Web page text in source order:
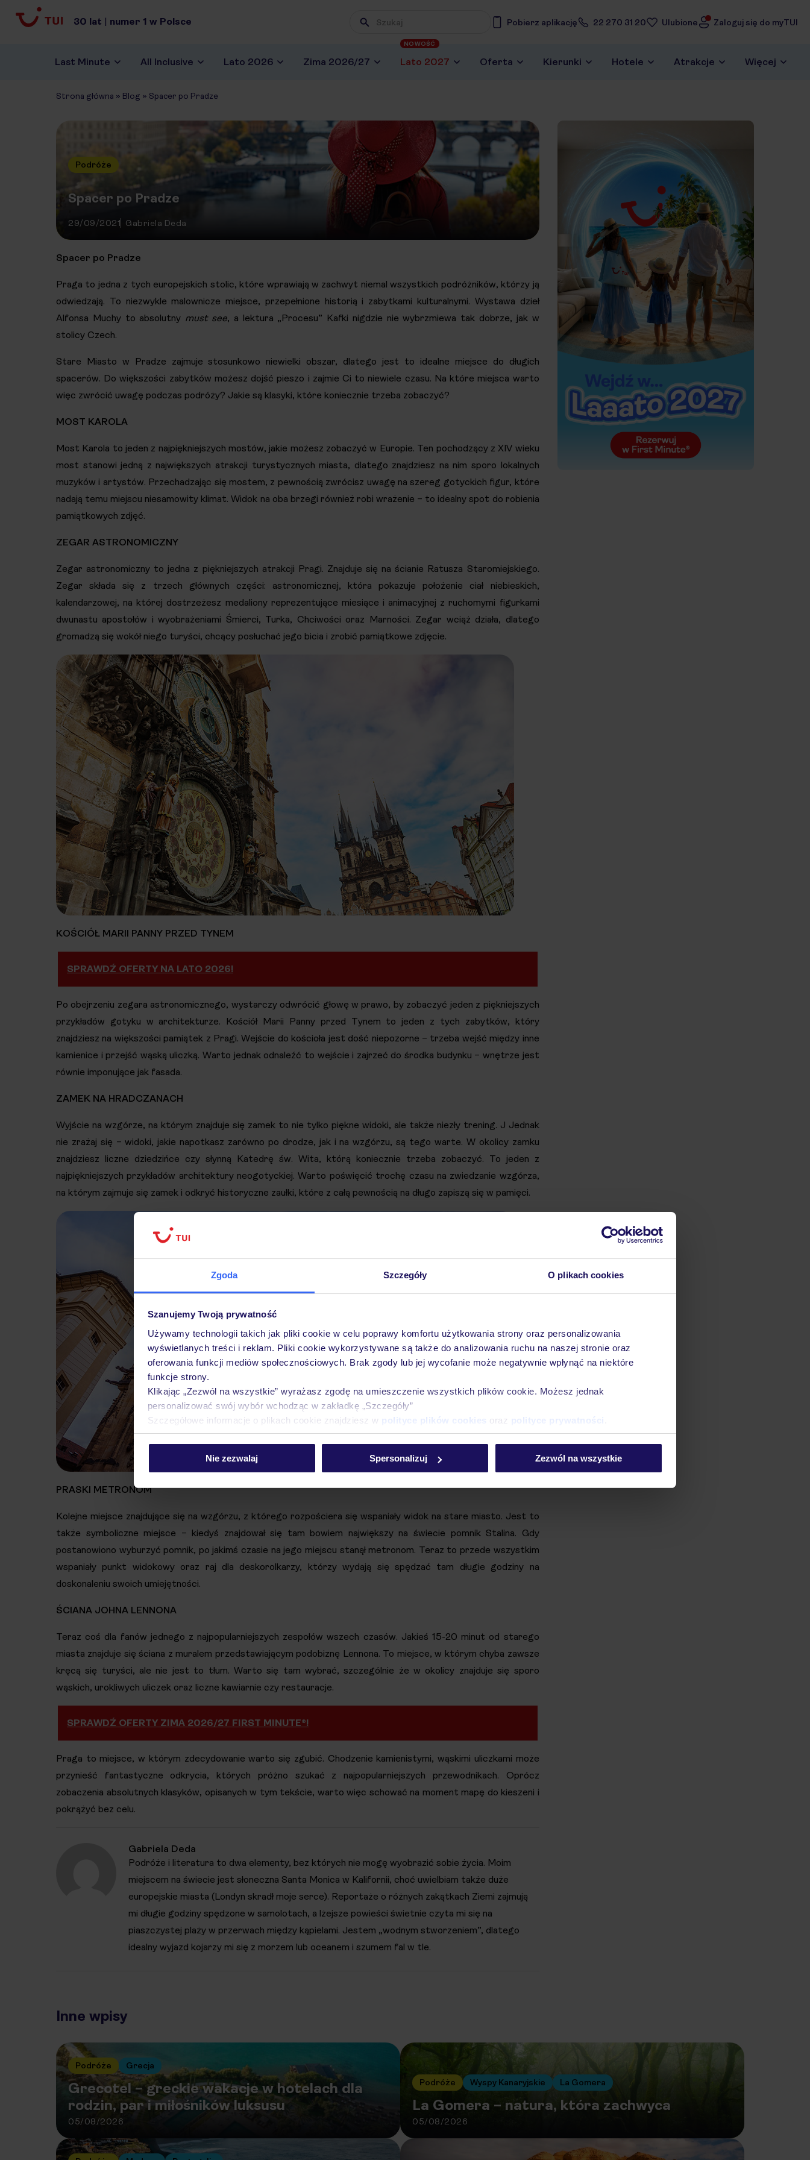
Zgoda Szczegóły O plikach cookies
Szanujemy Twoją prywatność
Używamy technologii takich jak pliki cookie w celu poprawy komfortu użytkowania strony oraz personalizowania
wyświetlanych treści i reklam. Pliki cookie wykorzystywane są także do analizowania ruchu na naszej stronie oraz
oferowania funkcji mediów społecznościowych. Brak zgody lub jej wycofanie może negatywnie wpłynąć na niektóre
funkcje strony.
Klikając „Zezwól na wszystkie” wyrażasz zgodę na umieszczenie wszystkich plików cookie. Możesz jednak
personalizować swój wybór wchodząc w zakładkę „Szczegóły”
Szczegółowe informacje o plikach cookie znajdziesz w polityce plików cookies oraz polityce prywatności
Nie zezwalaj Spersonalizuj Zezwól na wszystkie
30 lat | numer 1 w Polsce Pobierz aplikację 22 270 31 20 Ulubione Zaloguj się do myTUI
Last Minute All Inclusive Lato 2026 Zima 2026/27 Lato 2027
NOWOŚĆ
Oferta Kierunki Hotele Atrakcje Więcej
Strona główna » Blog » Spacer po Pradze
Podróże
Spacer po Pradze
29/09/2021 Gabriela Deda
Spacer po Pradze
Praga to jedna z tych europejskich stolic, które wprawiają w zachwyt niemal wszystkich podróżników, którzy ją
odwiedzają. To niezwykle malownicze miejsce, przepełnione historią i zabytkami kulturalnymi. Wystawa dzieł
Alfonsa Muchy to absolutny must see, a lektura „Procesu” Kafki nigdzie nie wybrzmiewa tak dobrze, jak w
stolicy Czech.
Stare Miasto w Pradze zajmuje stosunkowo niewielki obszar, dlatego jest to idealne miejsce do długich
spacerów. Do większości zabytków możesz dojść pieszo i zajmie Ci to niewiele czasu. Na które miejsca warto
więc zwrócić uwagę podczas podróży? Jakie są klasyki, które koniecznie trzeba zobaczyć?
MOST KAROLA
Most Karola to jeden z najpiękniejszych mostów, jakie możesz zobaczyć w Europie. Ten pochodzący z XIV wieku
most stanowi jedną z największych atrakcji turystycznych miasta, dlatego znajdziesz na nim sporo lokalnych
muzyków i artystów. Przechadzając się mostem, z pewnością zwrócisz uwagę na szereg gotyckich figur, które
nadają temu miejscu niesamowity klimat. Widok na oba brzegi również robi wrażenie – to idealny spot do robienia
pamiątkowych zdjęć.
ZEGAR ASTRONOMICZNY
Zegar astronomiczny to jedna z piękniejszych atrakcji Pragi. Znajduje się na ścianie Ratusza Staromiejskiego.
Zegar składa się z trzech głównych części: astronomicznej, która pokazuje położenie ciał niebieskich,
kalendarzowej, na której dostrzeżesz medaliony reprezentujące miesiące i animacyjnej z ruchomymi figurkami
dwunastu apostołów i wyobrażeniami Śmierci, Turka, Chciwości oraz Marności. Zegar wciąż działa, dlatego
gromadzą się wokół niego turyści, chcący posłuchać jego bicia i zrobić pamiątkowe zdjęcie.
KOŚCIÓŁ MARII PANNY PRZED TYNEM
SPRAWDŹ OFERTY NA LATO 2026!
Po obejrzeniu zegara astronomicznego, wystarczy odwrócić głowę w prawo, by zobaczyć jeden z piękniejszych
przykładów gotyku w architekturze. Kościół Marii Panny przed Tynem to jeden z tych zabytków, który
znajdziesz na większości pamiątek z Pragi. Wejście do kościoła jest dość niepozorne – trzeba wejść między inne
kamienice i przejść wąską uliczką. Warto jednak odnaleźć to wejście i zajrzeć do środka budynku – wnętrze jest
równie imponujące jak fasada.
ZAMEK NA HRADCZANACH
Wyjście na wzgórze, na którym znajduje się zamek to nie tylko piękne widoki, ale także niezły trening. J Jednak
nie zrażaj się – widoki, jakie napotkasz zarówno po drodze, jak i na wzgórzu, są tego warte. W okolicy zamku
znajdziesz liczne dziedzińce czy słynną Katedrę św. Wita, którą koniecznie trzeba zobaczyć. To jeden z
najpiękniejszych przykładów architektury neogotyckiej. Warto poświęcić trochę czasu na zwiedzanie wzgórza,
na którym zajmuje się zamek i odkryć historyczne zaułki, które z całą pewnością na długo zapiszą się w pamięci.
PRASKI METRONOM
Kolejne miejsce znajdujące się na wzgórzu, z którego rozpościera się wspaniały widok na stare miasto. Jest to
także symboliczne miejsce – kiedyś znajdował się tam bowiem największy na świecie pomnik Stalina. Gdy
postanowiono wyburzyć pomnik, po jakimś czasie na jego miejscu stanął metronom. Teraz to przede wszystkim
wspaniały punkt widokowy oraz raj dla deskorolkarzy, którzy wydają się spędzać tam długie godziny na
doskonaleniu swoich umiejętności.
ŚCIANA JOHNA LENNONA
Teraz coś dla fanów jednego z najpopularniejszych zespołów wszech czasów. Jakieś 15-20 minut od starego
miasta znajduje się ściana z muralem przedstawiającym podobiznę Lennona. To miejsce, w którym chyba zawsze
kręcą się turyści, ale nie jest to tłum. Warto się tam wybrać, szczególnie że w okolicy znajduje się sporo
wąskich, urokliwych uliczek oraz liczne kawiarnie czy restauracje.
SPRAWDŹ OFERTY ZIMA 2026/27 FIRST MINUTE®!
Praga to miejsce, w którym zdecydowanie warto się zgubić. Chodzenie kamienistymi, wąskimi uliczkami może
przynieść fantastyczne odkrycia, których próżno szukać z najpopularniejszych przewodnikach. Oprócz
zobaczenia absolutnych klasyków, opisanych w tym tekście, warto więc schować na moment mapę do kieszeni i
pokrążyć bez celu.
Gabriela Deda
Podróże i literatura to dwa elementy, bez których nie mogę wyobrazić sobie życia. Moim
miejscem na świecie jest słoneczna Santa Monica w Kalifornii, choć uwielbiam także duże
europejskie miasta (Londyn skradł moje serce). Reportaże o różnych zakątkach Ziemi zajmują
mi długie godziny spędzone w samolotach, a lżejsze powieści świetnie czyta mi się na
piaszczystej plaży w przerwach między kąpielami. Jestem „wodnym stworzeniem”, dlatego
idealny wyjazd kojarzy mi się z morzem lub oceanem i szumem fal w tle.
Inne wpisy
Podróże Grecja
Grecotel – greckie wakacje w hotelach dla
rodzin, par i miłośników luksusu
05/08/2026
Podróże Wyspy Kanaryjskie La Gomera
La Gomera – natura, która zachwyca
05/08/2026